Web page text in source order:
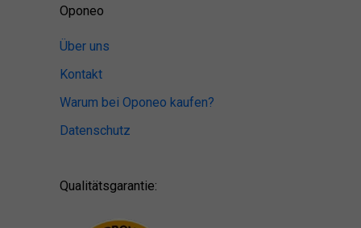
Oponeo
Über uns
Kontakt
Warum bei Oponeo kaufen?
Datenschutz
Qualitätsgarantie: